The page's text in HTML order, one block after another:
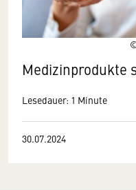
Medizinprodukte
Lesedauer: 1 Minute
30.07.2024